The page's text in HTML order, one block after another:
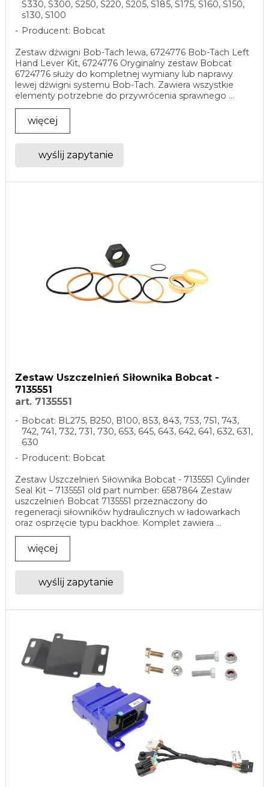
S330, S300, S250, S220, S205, S185, S175, S160, S150,
s130, S100
Producent: Bobcat
Zestaw dźwigni Bob-Tach lewa, 6724776 Bob-Tach Left
Hand Lever Kit, 6724776 Oryginalny zestaw Bobcat
6724776 służy do kompletnej wymiany lub naprawy
lewej dźwigni systemu Bob-Tach. Zawiera wszystkie
elementy potrzebne do przywrócenia sprawnego ...
więcej
wyślij zapytanie
Zestaw Uszczelnień Siłownika Bobcat -
7135551
art. 7135551
Bobcat: BL275, B250, B100, 853, 843, 753, 751, 743,
742, 741, 732, 731, 730, 653, 645, 643, 642, 641, 632, 631,
630
Producent: Bobcat
Zestaw Uszczelnień Siłownika Bobcat - 7135551 Cylinder
Seal Kit – 7135551 old part number: 6587864 Zestaw
uszczelnień Bobcat 7135551 przeznaczony do
regeneracji siłowników hydraulicznych w ładowarkach
oraz osprzęcie typu backhoe. Komplet zawiera ...
więcej
wyślij zapytanie